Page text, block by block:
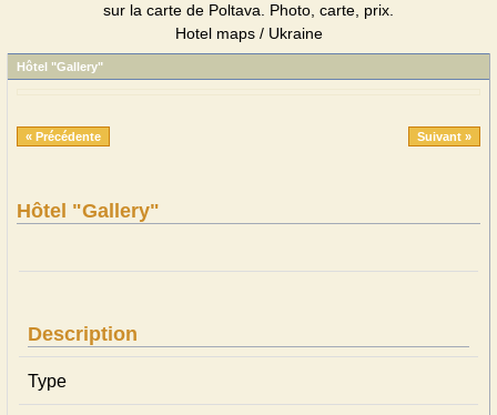
sur la carte de Poltava. Photo, carte, prix.
Hotel maps / Ukraine
Hôtel "Gallery"
« Précédente Suivant »
Hôtel "Gallery"
Description
Type